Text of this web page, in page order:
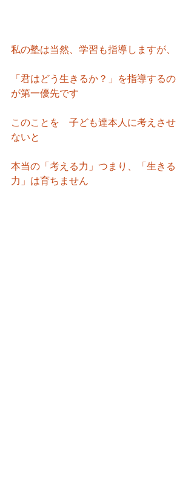
私の塾は当然、学習も指導しますが、
「君はどう生きるか？」を指導するの
が第一優先です
このことを　子ども達本人に考えさせ
ないと
本当の「考える力」つまり、「生きる
力」は育ちません